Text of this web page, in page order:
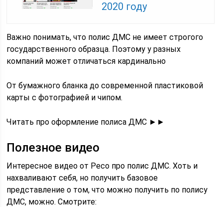
2020 году
Важно понимать, что полис ДМС не имеет строгого
государственного образца. Поэтому у разных
компаний может отличаться кардинально
От бумажного бланка до современной пластиковой
карты с фотографией и чипом.
Читать про оформление полиса ДМС ►►
Полезное видео
Интересное видео от Ресо про полис ДМС. Хоть и
нахваливают себя, но получить базовое
представление о том, что можно получить по полису
ДМС, можно. Смотрите: